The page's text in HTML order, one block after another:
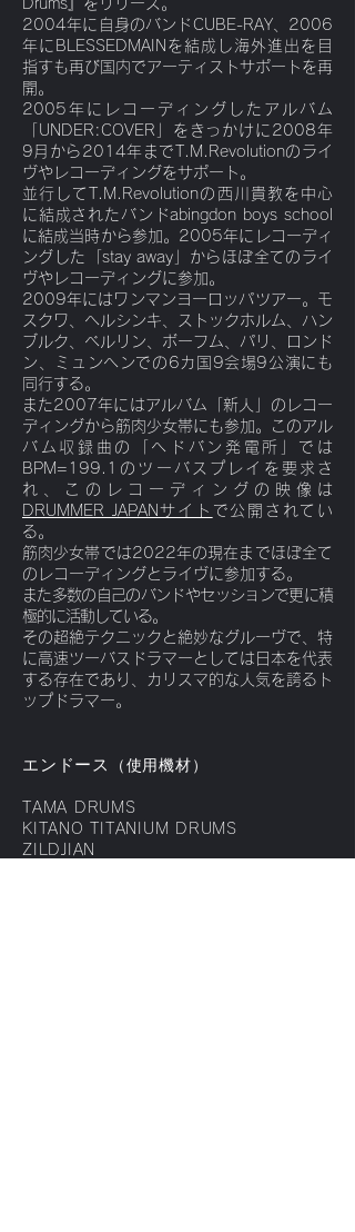
Drums』をリリース。
2004年に自身のバンドCUBE-RAY、2006
年にBLESSEDMAINを結成し海外進出を目
指すも再び国内でアーティストサポートを再
開。
2005年にレコーディングしたアルバム
「UNDER:COVER」をきっかけに2008年
9月から2014年までT.M.Revolutionのライ
ヴやレコーディングをサポート。
並行してT.M.Revolutionの西川貴教を中心
に結成されたバンドabingdon boys school
に結成当時から参加。2005年にレコーディ
ングした「stay away」からほぼ全てのライ
ヴやレコーディングに参加。
2009年にはワンマンヨーロッパツアー。モ
スクワ、ヘルシンキ、ストックホルム、ハン
ブルク、ベルリン、ボーフム、パリ、ロンド
ン、ミュンヘンでの6カ国9会場9公演にも
同行する。
また2007年にはアルバム「新人」のレコー
ディングから筋肉少女帯にも参加。このアル
バム収録曲の「ヘドバン発電所」では
BPM=199.1のツーバスプレイを要求さ
れ、
このレコーディングの映像は
DRUMMER JAPANサイト で公開されてい
る。
筋肉少女帯では2022年の現在までほぼ全て
のレコーディングとライヴに参加する。
また多数の自己のバンドやセッションで更に積
極的に活動している。
その超絶テクニックと絶妙なグルーヴで、特
に高速ツーバスドラマーとしては日本を代表
する存在であり、カリスマ的な人気を誇るト
ップドラマー。
エンドース （使用機材）
TAMA DRUMS
KITANO TITANIUM DRUMS
ZILDJIAN